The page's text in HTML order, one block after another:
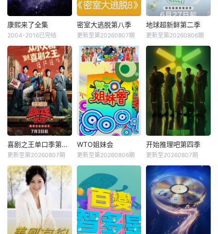
康熙来了全集
2004-2016已完结
密室大逃脱第八季
更新至第20260807期
地球超新鲜第二季
更新至第20260806期
喜剧之王单口季第三季
更新至第20260807期
WTO姐妹会
更新至第20260806期
开始推理吧第四季
更新至20260807期